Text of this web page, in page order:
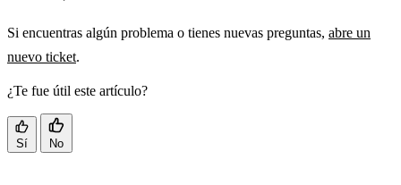
Si encuentras algún problema o tienes nuevas preguntas, abre un
nuevo ticket.
¿Te fue útil este artículo?
Sí No